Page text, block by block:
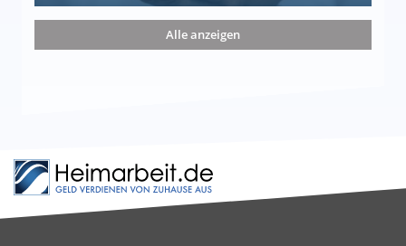
die 15 besten Möglichkeiten
Alle anzeigen